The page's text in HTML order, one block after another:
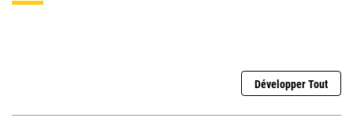
Développer Tout